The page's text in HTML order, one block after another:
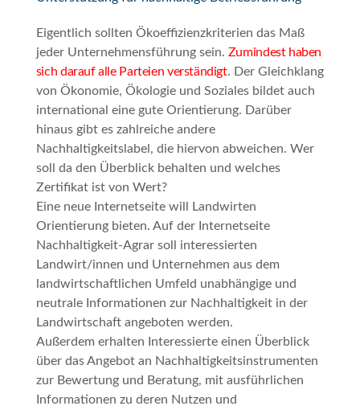
Eigentlich sollten Ökoeffizienzkriterien das Maß
jeder Unternehmensführung sein. Zumindest haben
sich darauf alle Parteien verständigt. Der Gleichklang
von Ökonomie, Ökologieund Sozialesbildet auch
international eine gute Orientierung. Darüber
hinaus gibt es zahlreiche andere
Nachhaltigkeitslabel, die hiervon abweichen. Wer
soll da den Überblick behalten und welches
Zertifikat ist von Wert?
Eine neue Internetseite will Landwirten
Orientierung bieten. Auf der Internetseite
Nachhaltigkeit-Agrarsoll interessierten
Landwirt/innen und Unternehmen aus dem
landwirtschaftlichen Umfeld unabhängige und
neutrale Informationen zur Nachhaltigkeit in der
Landwirtschaft angeboten werden.
Außerdem erhalten Interessierte einen Überblick
über das Angebot an Nachhaltigkeitsinstrumenten
zur Bewertung und Beratung, mit ausführlichen
Informationen zu deren Nutzen und